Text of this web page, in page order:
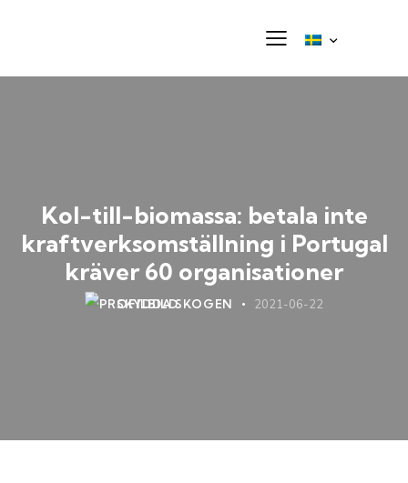
Kol-till-biomassa: betala inte
kraftverksomställning i Portugal
kräver 60 organisationer
SKYDDA SKOGEN 2021-06-22